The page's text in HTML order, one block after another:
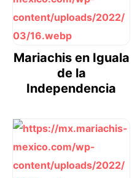
Mariachis en Iguala
de la
Independencia